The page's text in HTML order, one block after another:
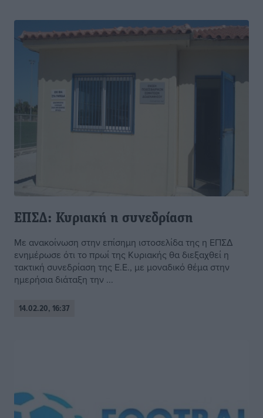
ΕΠΣΔ: Κυριακή η συνεδρίαση
Με ανακοίνωση στην επίσημη ιστοσελίδα της η ΕΠΣΔ
ενημέρωσε ότι το πρωί της Κυριακής θα διεξαχθεί η
τακτική συνεδρίαση της Ε.Ε., με μοναδικό θέμα στην
ημερήσια διάταξη την ...
14.02.20, 16:37